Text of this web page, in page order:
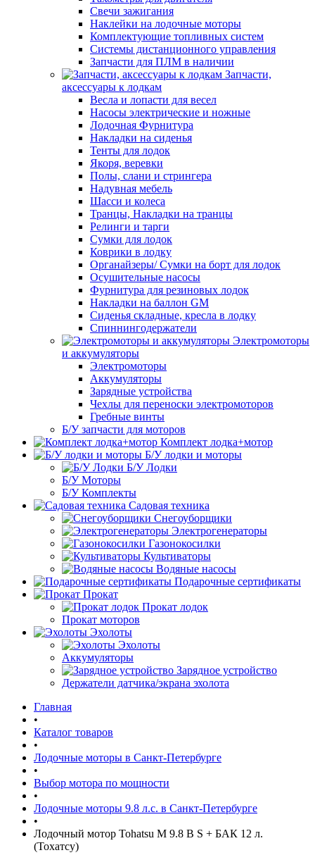
Свечи зажигания
Наклейки на лодочные моторы
Комплектующие топливных систем
Системы дистанционного управления
Запчасти для ПЛМ в наличии
Запчасти,
аксессуары к лодкам
Весла и лопасти для весел
Насосы электрические и ножные
Лодочная Фурнитура
Накладки на сиденья
Тенты для лодок
Якоря, веревки
Полы, слани и стрингера
Надувная мебель
Шасси и колеса
Транцы, Накладки на транцы
Релинги и тарги
Сумки для лодок
Коврики в лодку
Органайзеры/ Сумки на борт для лодок
Осушительные насосы
Фурнитура для резиновых лодок
Накладки на баллон GM
Сиденья складные, кресла в лодку
Спиннингодержатели
Электромоторы
и аккумуляторы
Электромоторы
Аккумуляторы
Зарядные устройства
Чехлы для переноски электромоторов
Гребные винты
Б/У запчасти для моторов
Комплект лодка+мотор
Б/У лодки и моторы
Б/У Лодки
Б/У Моторы
Б/У Комплекты
Садовая техника
Снегоуборщики
Электрогенераторы
Газонокосилки
Культиваторы
Водяные насосы
Подарочные сертификаты
Прокат
Прокат лодок
Прокат моторов
Эхолоты
Эхолоты
Аккумуляторы
Зарядное устройство
Держатели датчика/экрана эхолота
Главная
•
Каталог товаров
•
Лодочные моторы в Санкт-Петербурге
•
Выбор мотора по мощности
•
Лодочные моторы 9.8 л.с. в Санкт-Петербурге
•
Лодочный мотор Tohatsu M 9.8 B S + БАК 12 л.
(Тохатсу)